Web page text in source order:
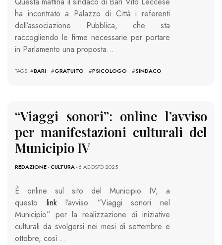
ha incontrato a Palazzo di Città i referenti
dell’associazione Pubblica, che sta
raccogliendo le firme necessarie per portare
in Parlamento una proposta…
TAGS: #BARI #GRATUITO #PSICOLOGO #SINDACO
“Viaggi sonori”: online l’avviso
per manifestazioni culturali del
Municipio IV
REDAZIONE-CULTURA- 6 AGOSTO 2025
È online sul sito del Municipio IV, a
questo linkl’avviso “Viaggi sonori nel
Municipio” per la realizzazione di iniziative
culturali da svolgersi nei mesi di settembre e
ottobre, così…